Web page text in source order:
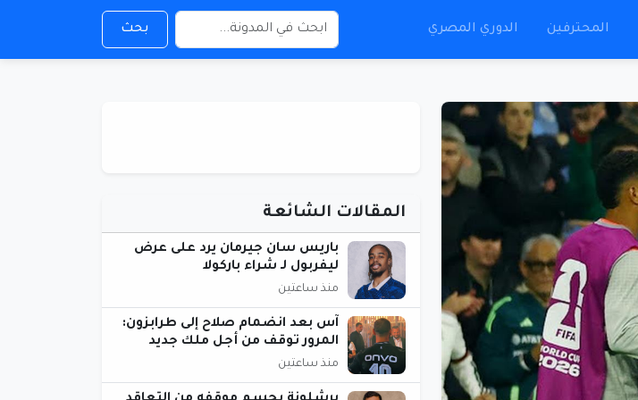
المحترفين الدوري المصري بحث
المقالات الشائعة
باريس سان جيرمان يرد على عرض
ليفربول لـ شراء باركولا
منذ ساعتين
آس بعد انضمام صلاح إلى طرابزون:
المرور توقف من أجل ملك جديد
منذ ساعتين